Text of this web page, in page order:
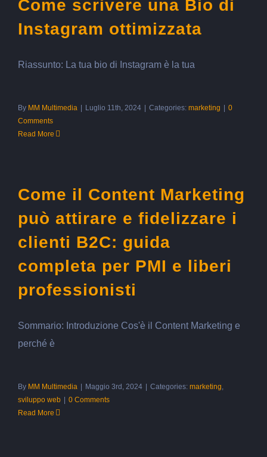
Come scrivere una Bio di
Instagram ottimizzata
Riassunto: La tua bio di Instagram è la tua
By MM Multimedia Luglio 11th, 2024 Categories: marketing
0
Comments
Read More
Come il Content Marketing
può attirare e fidelizzare i
clienti B2C: guida
completa per PMI e liberi
professionisti
Sommario: Introduzione Cos'è il Content Marketing e
perché è
By MM Multimedia Maggio 3rd, 2024 Categories: marketing,
sviluppo web
0 Comments
Read More